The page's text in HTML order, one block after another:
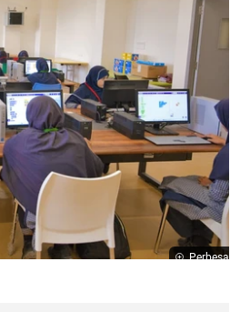
Perbesar